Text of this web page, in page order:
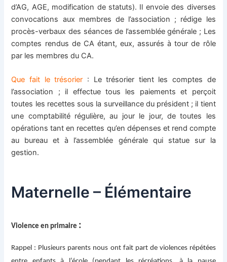
d’AG, AGE, modification de statuts). Il envoie des diverses
convocations aux membres de l’association ; rédige les
procès-verbaux des séances de l’assemblée générale ; Les
comptes rendus de CA étant, eux, assurés à tour de rôle
par les membres du CA.
Que fait le trésorier : Le trésorier tient les comptes de
l’association ; il effectue tous les paiements et perçoit
toutes les recettes sous la surveillance du président ; il tient
une comptabilité régulière, au jour le jour, de toutes les
opérations tant en recettes qu’en dépenses et rend compte
au bureau et à l’assemblée générale qui statue sur la
gestion.
Maternelle – Élémentaire
Violence en primaire :
Rappel : Plusieurs parents nous ont fait part de violences répétées